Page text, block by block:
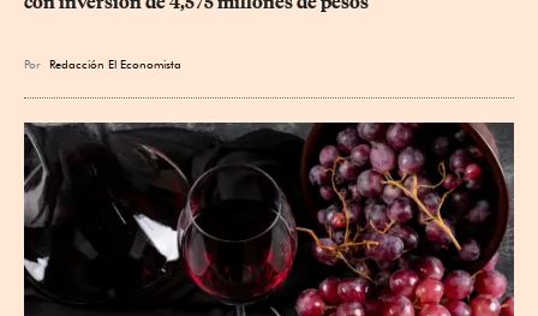
Por Redacción El Economista